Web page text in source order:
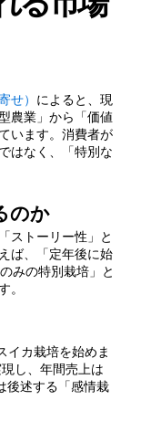
話
の秘密
か
せ） によると、現
農業」から「価値
います。消費者が
はなく、「特別な
のか
ストーリー性」と
ば、「定年後に始
みの特別栽培」と
。
イカ栽培を始めま
し、年間売上は
後述する「感情栽